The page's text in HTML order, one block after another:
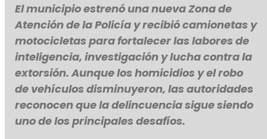
El municipio estrenó una nueva Zona de
Atención de la Policía y recibió camionetas y
motocicletas para fortalecer las labores de
inteligencia, investigación y lucha contra la
extorsión. Aunque los homicidios y el robo
de vehículos disminuyeron, las autoridades
reconocen que la delincuencia sigue siendo
uno de los principales desafíos.